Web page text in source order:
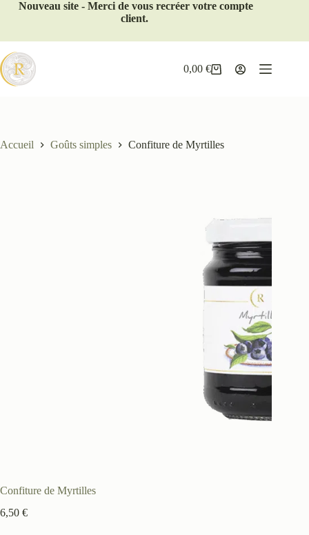
Nouveau site - Merci de vous recréer votre compte
client.
0,00€
Accueil Goûts simples Confiture de Myrtilles
Confiture de Myrtilles
6,50 €